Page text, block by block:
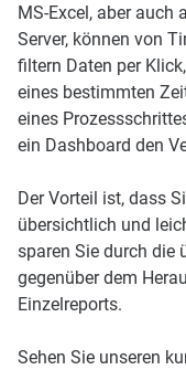
MS-Excel, aber auch
Server, können von
filtern Daten per
eines bestimmten
eines
ein Dashboard den
Der Vorteil ist, dass
übersichtlich und
sparen Sie durch die
gegenüber dem
Einzelreports.
Sehen Sie unseren